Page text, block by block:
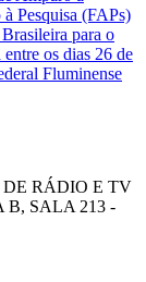
Pesquisa (FAPs)
para o
os dias 26 de
Fluminense
DE RÁDIO E TV
B, SALA 213 -